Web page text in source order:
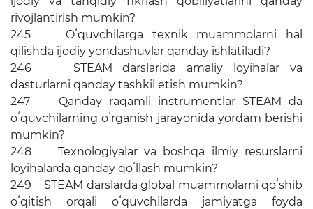
rivojlantirish mumkin?
245 Oʻquvchilarga texnik muammolarni hal
qilishda ijodiy yondashuvlar qanday ishlatiladi?
246 STEAM darslarida amaliy loyihalar va
dasturlarni qanday tashkil etish mumkin?
247 Qanday raqamli instrumentlar STEAM da
oʻquvchilarning oʻrganish jarayonida yordam berishi
mumkin?
248 Texnologiyalar va boshqa ilmiy resurslarni
loyihalarda qanday qoʻllash mumkin?
249 STEAM darslarda global muammolarni qoʻshib
oʻqitish orqali oʻquvchilarda jamiyatga foyda